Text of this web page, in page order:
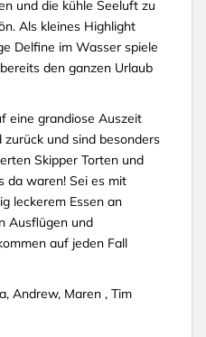
und die kühle Seeluft zu
Als kleines Highlight
Delfine im Wasser spiele
den ganzen Urlaub
eine grandiose Auszeit
und sind besonders
Skipper Torten und
da waren! Sei es mit
leckerem Essen an
Ausflügen und
auf jeden Fall
Andrew, Maren , Tim